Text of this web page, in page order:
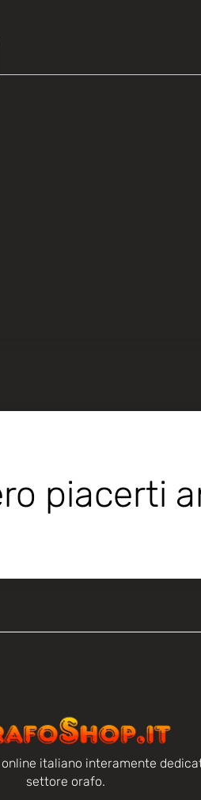
piacerti
italiano interamente
settore orafo.